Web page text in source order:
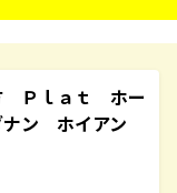
Ｐｌａｔ ホー
ン ホイアン